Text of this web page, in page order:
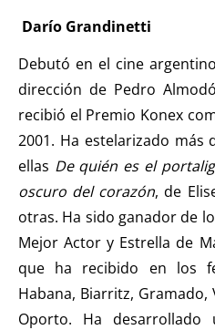
Darío Grandinetti
Debutó en el cine
dirección de Pedro
recibió el Premio Konex
2001. Ha estelarizado
ellas De quién es el
oscuro del corazón, de
otras. Ha sido ganador de
Mejor Actor y Estrella de
que ha recibido en los
Habana, Biarritz, Gramado,
Oporto. Ha desarrollado